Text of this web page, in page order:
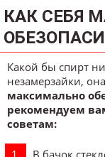
КАК СЕБЯ
Какой бы спирт
незамерзайки,
максимально
рекомендуем
советам:
В бачок